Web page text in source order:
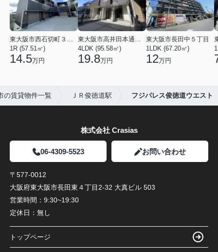
東大阪市西石切町３丁目
1R (57.51㎡)
14.5万円
東大阪市高井田本通２丁目
4LDK (95.58㎡)
19.8万円
東大阪市長田中５丁目
1LDK (67.20㎡)
12万円
の賃貸物件一覧 ＪＲ俊徳道駅 フジパレス俊徳道ウエスト
株式会社 Crasias
06-4309-5523 お問い合わせ
〒577-0012
大阪府東大阪市長田東４丁目2-32 大真ビル 503
営業時間： 9:30~19:30
定休日： 無し
トップページ